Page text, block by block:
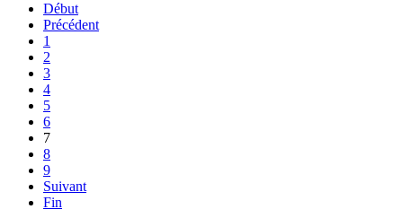
Début
Précédent
1
2
3
4
5
6
7
8
9
Suivant
Fin